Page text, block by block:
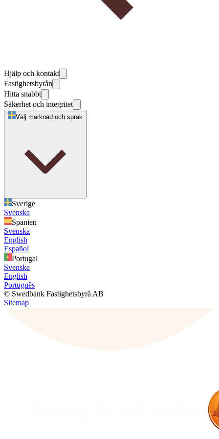
Hjälp och kontakt
Fastighetsbyrån
Hitta snabbt
Säkerhet och integritet
Välj marknad och språk
Sverige
Svenska
Spanien
Svenska
English
Español
Portugal
Svenska
English
Português
© Swedbank Fastighetsbyrå AB
Sitemap